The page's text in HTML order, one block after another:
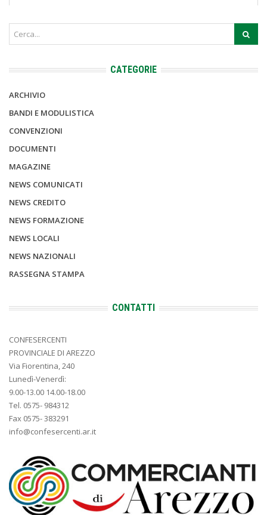
CATEGORIE
ARCHIVIO
BANDI E MODULISTICA
CONVENZIONI
DOCUMENTI
MAGAZINE
NEWS COMUNICATI
NEWS CREDITO
NEWS FORMAZIONE
NEWS LOCALI
NEWS NAZIONALI
RASSEGNA STAMPA
CONTATTI
CONFESERCENTI
PROVINCIALE DI AREZZO
Via Fiorentina, 240
Lunedì-Venerdì:
9.00-13.00 14.00-18.00
Tel. 0575- 984312
Fax 0575- 383291
info@confesercenti.ar.it